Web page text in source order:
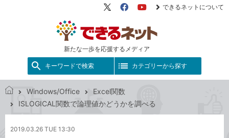
新たな一歩を応援するメディア
X（旧
FacebookYouTube
できるネットについて
キーワードで検索 カテゴリーから探す
で
ネ
Windows/Office
Excel関数
ISLOGICAL関数で論理値かどうかを調べる
2019.03.26 TUE 13:30